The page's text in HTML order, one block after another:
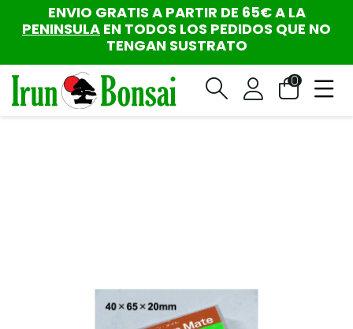
ENVIO GRATIS A PARTIR DE 65€ A LA
PENINSULA EN TODOS LOS PEDIDOS QUE NO
TENGAN SUSTRATO
0